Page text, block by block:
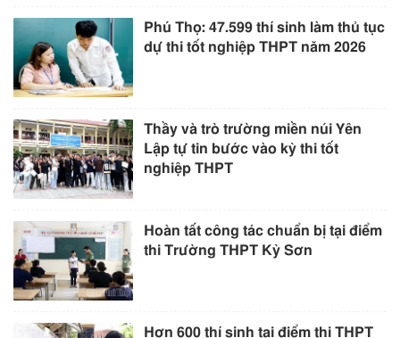
Phú Thọ: 47.599 thí sinh làm thủ tục
dự thi tốt nghiệp THPT năm 2026
Thầy và trò trường miền núi Yên
Lập tự tin bước vào kỳ thi tốt
nghiệp THPT
Hoàn tất công tác chuẩn bị tại điểm
thi Trường THPT Kỳ Sơn
Hơn 600 thí sinh tại điểm thi THPT